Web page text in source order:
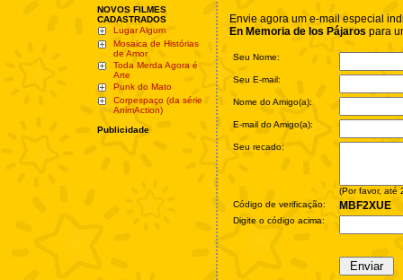
NOVOS FILMES
CADASTRADOS
Lugar Algum
Mosaica de Histórias
de Amor
Toda Merda Agora é
Arte
Punk do Mato
Corpespaço (da série
AnimAction)
Publicidade
Envie agora um e-mail especial
En Memoria de los Pájaros para
Seu Nome:
Seu E-mail:
Nome do Amigo(a):
E-mail do Amigo(a):
Seu recado:
(Por favor, até
Código de verificação:
MBF2XUE
Digite o código acima: